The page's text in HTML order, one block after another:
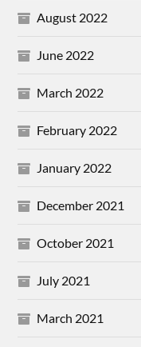
August 2022
June 2022
March 2022
February 2022
January 2022
December 2021
October 2021
July 2021
March 2021